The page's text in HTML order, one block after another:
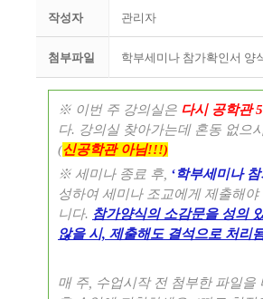
작성자 관리자
첨부파일 학부세미나 참가확인서 양
※ 이번 주 강의실은 다시 공학관
다. 강의실 찾아가는데 혼동 없으
(신공학관 아님!!!)
※ 세미나 종료 후, ‘학부세미나
성하여 세미나 조교에게 제출해
니다. 참가양식의 소감문을 성의
않을 시, 제출해도 결석으로 처리
매 주, 수업시작 전 첨부한 파일을